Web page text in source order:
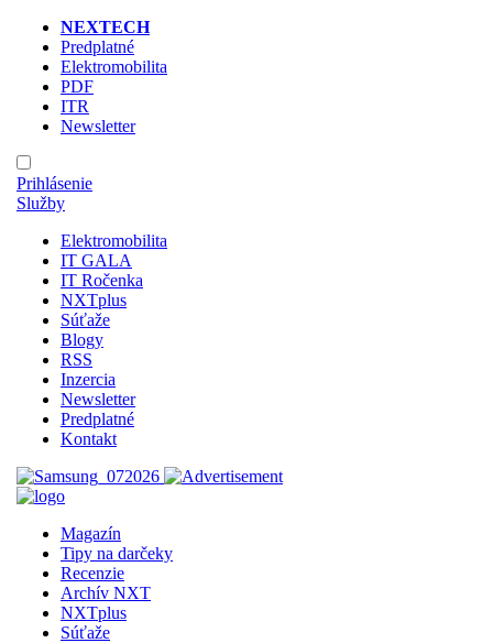
NEXTECH
Predplatné
Elektromobilita
PDF
ITR
Newsletter
Prihlásenie
Služby
Elektromobilita
IT GALA
IT Ročenka
NXTplus
Súťaže
Blogy
RSS
Inzercia
Newsletter
Predplatné
Kontakt
Magazín
Tipy na darčeky
Recenzie
Archív NXT
NXTplus
Súťaže